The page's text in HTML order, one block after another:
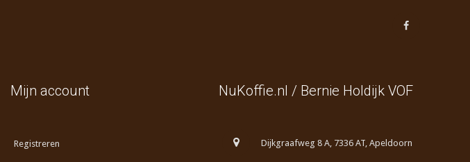
Mijn account
Registreren
NuKoffie.nl / Bernie Holdijk VOF
Dijkgraafweg 8 A, 7336 AT, Apeldoorn